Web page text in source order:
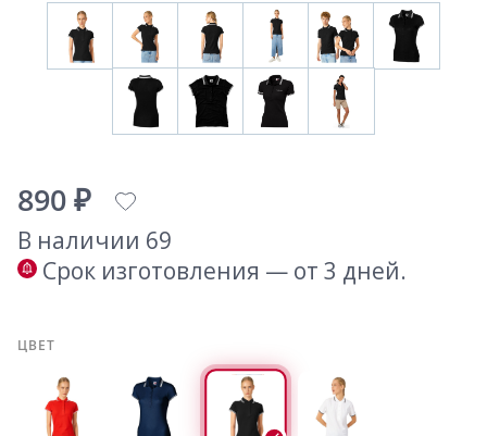
890 ₽
В наличии 69
Срок изготовления — от 3 дней.
ЦВЕТ